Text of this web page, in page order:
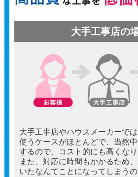
大手工事店の
大手工事店やハウスメーカーで
使うケースがほとんどで、当然
するので、コスト的にも高くなり
また、対応に時間もかかるため
いたなんてことになってしまうの